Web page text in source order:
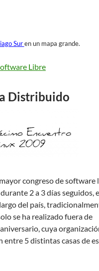
Suren un mapa grande.
Libre
Distribuido
congreso de software
2 a 3 días seguidos,
del país,
se ha realizado fuera de
cuya
entre 5 distintas casas de